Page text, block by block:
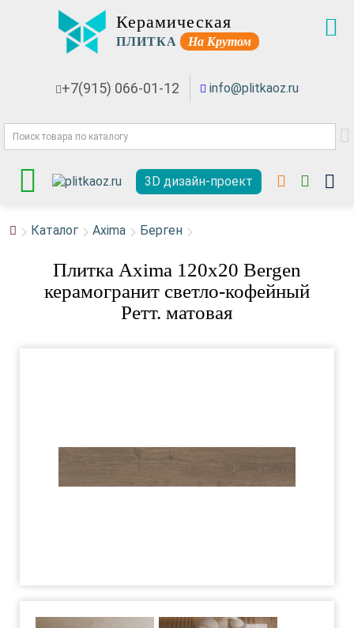
Керамическая
ПЛИТКА На Крутом
+7(915) 066-01-12 info@plitkaoz.ru
3D дизайн-проект
Каталог Axima Берген
Плитка Axima 120x20 Bergen
керамогранит светло-кофейный
Ретт. матовая